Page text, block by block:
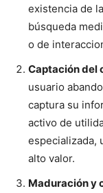
existencia de
búsqueda
o de
Captación del
usuario
captura su
activo de
especializada,
alto valor.
Maduración y